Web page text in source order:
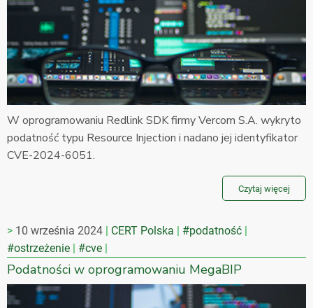
W oprogramowaniu Redlink SDK firmy Vercom S.A. wykryto
podatność typu Resource Injection i nadano jej identyfikator
CVE-2024-6051.
Czytaj więcej
10 września 2024 CERT Polska
#podatność
#ostrzeżenie
#cve
Podatności w oprogramowaniu MegaBIP